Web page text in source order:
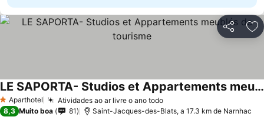
Partilhar
1 Estrelas
Aparthotel Atividades ao ar livre o ano todoVer preços
LE SAPORTA- Studios et Appartements meublés de tourisme
Ver preços
8,3 Muito boa 81 Saint-Jacques-des-Blats, a 17.3 km de Narnhac